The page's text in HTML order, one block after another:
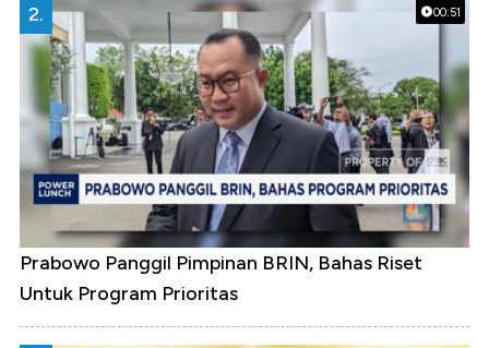
00:51
2.
Prabowo Panggil Pimpinan BRIN, Bahas Riset
Untuk Program Prioritas